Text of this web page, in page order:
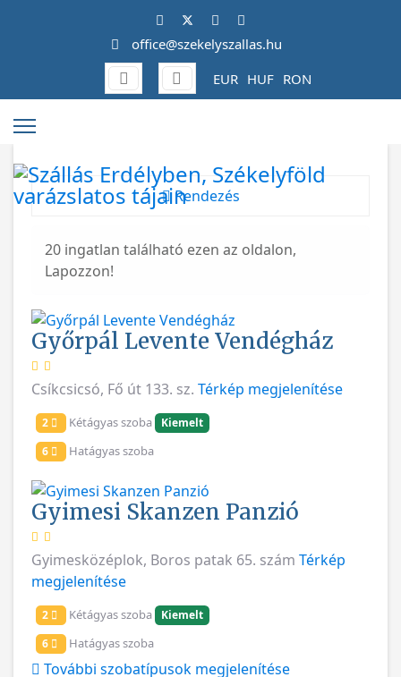
office@szekelyszallas.hu
EUR HUF RON
Rendezés
20 ingatlan található ezen az oldalon,
Lapozzon!
Győrpál Levente Vendégház
Csíkcsicsó, Fő út 133. sz. Térkép megjelenítése
2 Kétágyas szoba
Kiemelt
6
Hatágyas szoba
Gyimesi Skanzen Panzió
Gyimesközéplok, Boros patak 65. szám Térkép
megjelenítése
2 Kétágyas szoba
Kiemelt
6
Hatágyas szoba
További szobatípusok megjelenítése